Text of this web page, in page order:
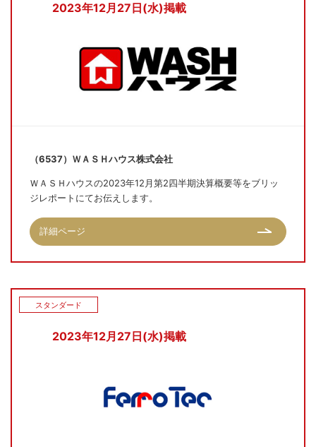
2023年12月27日(水)掲載
（6537）ＷＡＳＨハウス株式会社
ＷＡＳＨハウスの2023年12月第2四半期決算概要等をブリッ
ジレポートにてお伝えします。
詳細ページ
2023年12月27日(水)掲載
スタンダード